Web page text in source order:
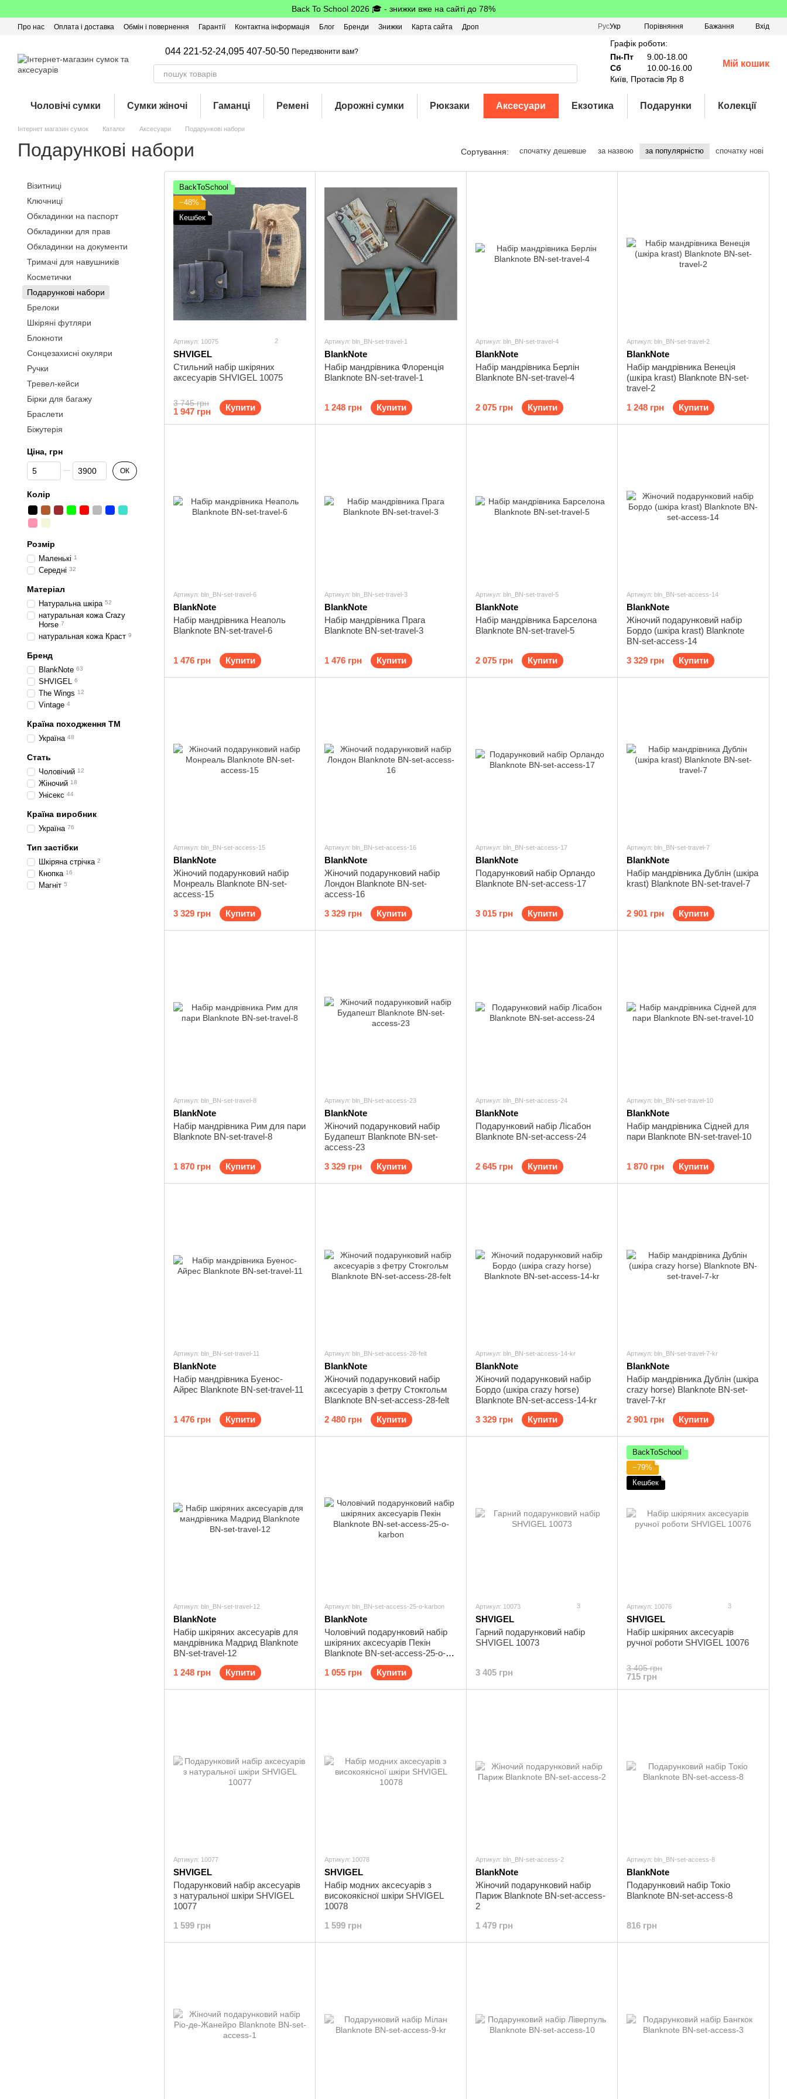
Back To School 2026 🎓 - знижки вже на сайті до 78%
Про нас Оплата і доставка Обмін і повернення Гарантії Контактна інформація Блог Бренди Знижки Карта сайта
Дроп
РусУкр Порівняння Бажання Вхід
044 221-52-24,095 407-50-50 Передзвонити вам?
Графік роботи:
Пн-Пт
9.00-18.00
Сб
10.00-16.00
Київ, Протасів Яр 8
Мій кошик
Чоловічі сумки Сумки жіночі Гаманці Ремені Дорожні сумки Рюкзаки Аксесуари Екзотика Подарунки Колекції
Інтернет магазин сумок Каталог Аксесуари Подарункові набори
Подарункові набори Сортування: спочатку дешевше за назвою за популярністю спочатку нові
BackToSchool
−48%
Кешбек
Артикул: 10075 2
SHVIGEL
Стильний набір шкіряних
аксесуарів SHVIGEL 10075
3 745 грн
1 947 грн Купити
Артикул: bln_BN-set-travel-1
BlankNote
Набір мандрівника Флоренція
Blanknote BN-set-travel-1
1 248 грн Купити
Артикул: bln_BN-set-travel-4
BlankNote
Набір мандрівника Берлін
Blanknote BN-set-travel-4
2 075 грн Купити
Артикул: bln_BN-set-travel-2
BlankNote
Набір мандрівника Венеція
(шкіра krast) Blanknote BN-set-
travel-2
1 248 грн
Купити
Артикул: bln_BN-set-travel-6
BlankNote
Набір мандрівника Неаполь
Blanknote BN-set-travel-6
1 476 грн Купити
Артикул: bln_BN-set-travel-3
BlankNote
Набір мандрівника Прага
Blanknote BN-set-travel-3
1 476 грн Купити
Артикул: bln_BN-set-travel-5
BlankNote
Набір мандрівника Барселона
Blanknote BN-set-travel-5
2 075 грн Купити
Артикул: bln_BN-set-access-14
BlankNote
Жіночий подарунковий набір
Бордо (шкіра krast) Blanknote
BN-set-access-14
3 329 грн
Купити
Артикул: bln_BN-set-access-15
BlankNote
Жіночий подарунковий набір
Монреаль Blanknote BN-set-
access-15
3 329 грн
Купити
Артикул: bln_BN-set-access-16
BlankNote
Жіночий подарунковий набір
Лондон Blanknote BN-set-
access-16
3 329 грн
Купити
Артикул: bln_BN-set-access-17
BlankNote
Подарунковий набір Орландо
Blanknote BN-set-access-17
3 015 грн Купити
Артикул: bln_BN-set-travel-7
BlankNote
Набір мандрівника Дублін (шкіра
krast) Blanknote BN-set-travel-7
2 901 грн Купити
Артикул: bln_BN-set-travel-8
BlankNote
Набір мандрівника Рим для пари
Blanknote BN-set-travel-8
1 870 грн Купити
Артикул: bln_BN-set-access-23
BlankNote
Жіночий подарунковий набір
Будапешт Blanknote BN-set-
access-23
3 329 грн
Купити
Артикул: bln_BN-set-access-24
BlankNote
Подарунковий набір Лісабон
Blanknote BN-set-access-24
2 645 грн Купити
Артикул: bln_BN-set-travel-10
BlankNote
Набір мандрівника Сідней для
пари Blanknote BN-set-travel-10
1 870 грн Купити
Артикул: bln_BN-set-travel-11
BlankNote
Набір мандрівника Буенос-
Айрес Blanknote BN-set-travel-11
1 476 грн Купити
Артикул: bln_BN-set-access-28-felt
BlankNote
Жіночий подарунковий набір
аксесуарів з фетру Стокгольм
Blanknote BN-set-access-28-felt
2 480 грн
Купити
Артикул: bln_BN-set-access-14-kr
BlankNote
Жіночий подарунковий набір
Бордо (шкіра crazy horse)
Blanknote BN-set-access-14-kr
3 329 грн
Купити
Артикул: bln_BN-set-travel-7-kr
BlankNote
Набір мандрівника Дублін (шкіра
crazy horse) Blanknote BN-set-
travel-7-kr
2 901 грн
Купити
Артикул: bln_BN-set-travel-12
BlankNote
Набір шкіряних аксесуарів для
мандрівника Мадрид Blanknote
BN-set-travel-12
1 248 грн
Купити
Артикул: bln_BN-set-access-25-o-karbon
BlankNote
Чоловічий подарунковий набір
шкіряних аксесуарів Пекін
Blanknote BN-set-access-25-o-
1 055 грн
Купити
Артикул: 10073 3
SHVIGEL
Гарний подарунковий набір
SHVIGEL 10073
3 405 грн
BackToSchool
−79%
Кешбек
Артикул: 10076 3
SHVIGEL
Набір шкіряних аксесуарів
ручної роботи SHVIGEL 10076
3 405 грн
715 грн
Артикул: 10077
SHVIGEL
Подарунковий набір аксесуарів
з натуральної шкіри SHVIGEL
10077
1 599 грн
Артикул: 10078
SHVIGEL
Набір модних аксесуарів з
високоякісної шкіри SHVIGEL
10078
1 599 грн
Артикул: bln_BN-set-access-2
BlankNote
Жіночий подарунковий набір
Париж Blanknote BN-set-access-
2
1 479 грн
Артикул: bln_BN-set-access-8
BlankNote
Подарунковий набір Токіо
Blanknote BN-set-access-8
816 грн
Візитниці
Ключниці
Обкладинки на паспорт
Обкладинки для прав
Обкладинки на документи
Тримачі для навушників
Косметички
Подарункові набори
Брелоки
Шкіряні футляри
Блокноти
Сонцезахисні окуляри
Ручки
Тревел-кейси
Бірки для багажу
Браслети
Біжутерія
Ціна, грн
Від Ціна, грн
До Ціна, грн ОК
Колір
Розмір
Маленькі 1
Середні 32
Матеріал
Натуральна шкіра 52
натуральная кожа Crazy
Horse 7
натуральная кожа Краст 9
Бренд
BlankNote 63
SHVIGEL 6
The Wings 12
Vintage 4
Країна походження ТМ
Україна 48
Стать
Чоловічий 12
Жіночий 18
Унісекс 44
Країна виробник
Україна 76
Тип застібки
Шкіряна стрічка 2
Кнопка 16
Магніт 5